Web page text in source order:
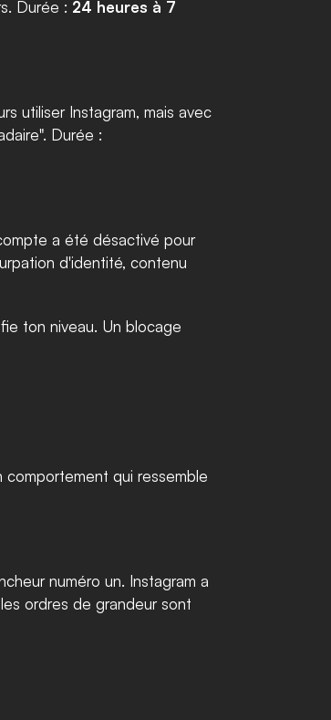
Durée : 24 heures à 7
utiliser Instagram, mais avec
a été désactivé pour
d'identité, contenu
ton niveau. Un blocage
qui ressemble
numéro un. Instagram a
ordres de grandeur sont